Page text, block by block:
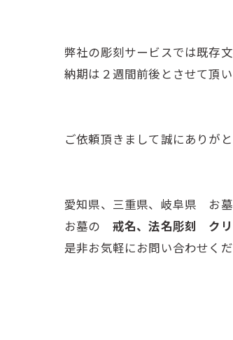
弊社の彫刻サービスでは既存
納期は２週間前後とさせて頂
ご依頼頂きまして誠にありが
愛知県、三重県、岐阜県 お墓
お墓の 戒名、法名彫刻 ク
是非お気軽にお問い合わせくだ